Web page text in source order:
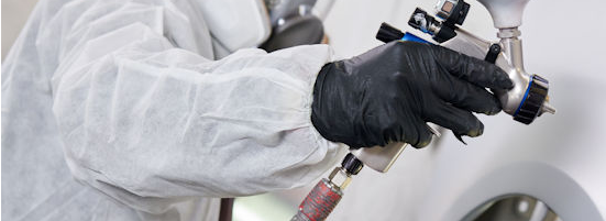
10€ de bon d'achat
Inscription à la